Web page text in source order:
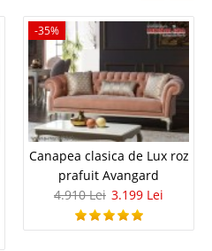
-35%
Canapea clasica de Lux roz
prafuit Avangard
4.910 Lei 3.199 Lei